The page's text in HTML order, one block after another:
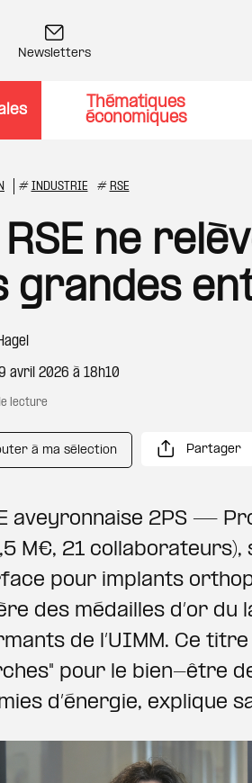
Newsletters
Thématiques
économiques
# INDUSTRIE # RSE
RSE ne
grandes
avril 2026 à 18h10
lecture
à ma sélection Partager
aveyronnaise 2PS —
M€, 21
pour implants
des médailles d’or du
de l’UIMM. Ce
pour le bien-être
d’énergie, explique